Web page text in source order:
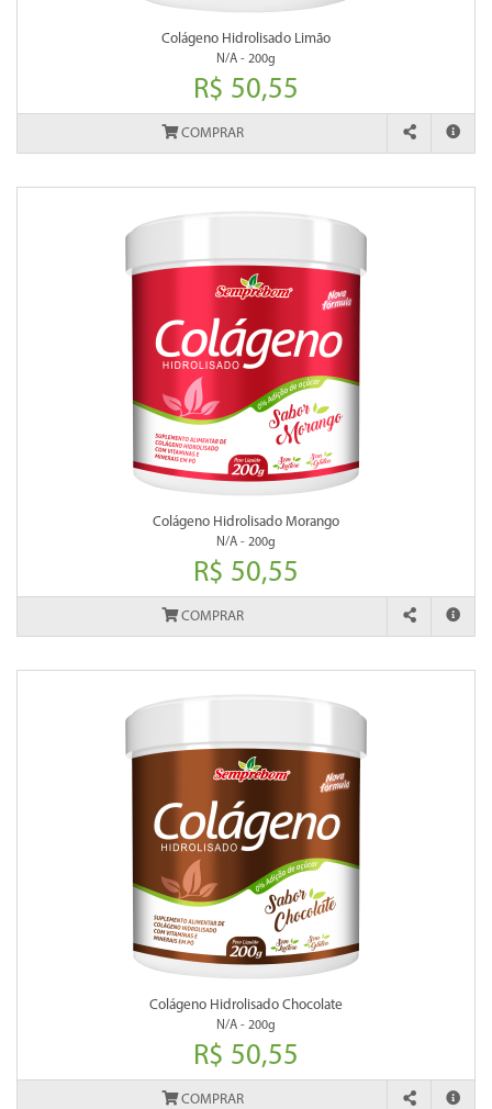
Colágeno Hidrolisado Limão
N/A - 200g
R$ 50,55
COMPRAR
Colágeno Hidrolisado Morango
N/A - 200g
R$ 50,55
COMPRAR
Colágeno Hidrolisado Chocolate
N/A - 200g
R$ 50,55
COMPRAR